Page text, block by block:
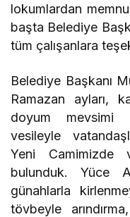
lokumlardan
başta Belediye
tüm çalışanlara
Belediye Başkanı
Ramazan ayları,
doyum mevsimi
vesileyle
Yeni Camimizde
bulunduk. Yüce
günahlarla
tövbeyle